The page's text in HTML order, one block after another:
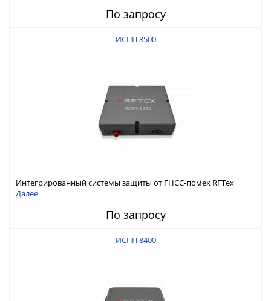
По запросу
ИСПП 8500
Интегрированный системы защиты от ГНСС-помех RFТех
ИСПП 8500
Далее
По запросу
ИСПП 8400